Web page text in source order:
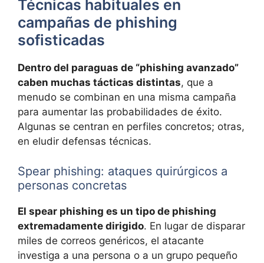
Técnicas habituales en
campañas de phishing
sofisticadas
Dentro del paraguas de “phishing avanzado”
caben muchas tácticas distintas, que a
menudo se combinan en una misma campaña
para aumentar las probabilidades de éxito.
Algunas se centran en perfiles concretos; otras,
en eludir defensas técnicas.
Spear phishing: ataques quirúrgicos a
personas concretas
El spear phishing es un tipo de phishing
extremadamente dirigido. En lugar de disparar
miles de correos genéricos, el atacante
investiga a una persona o a un grupo pequeño